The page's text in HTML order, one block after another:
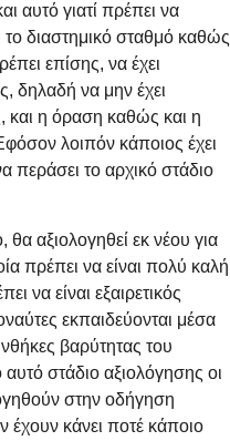
αυτό γιατί πρέπει να
διαστημικό σταθμό καθώς
επίσης, να έχει
δηλαδή να μην έχει
και η όραση καθώς και η
λοιπόν κάποιος έχει
το αρχικό στάδιο
αξιολογηθεί εκ νέου για
πρέπει να είναι πολύ καλή
να είναι εξαιρετικός
εκπαιδεύονται μέσα
βαρύτητας του
στάδιο αξιολόγησης οι
στην οδήγηση
έχουν κάνει ποτέ κάποιο